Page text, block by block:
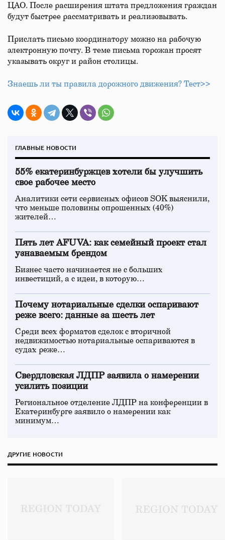
ЦАО. После расширения штата предложения граждан
будут быстрее рассматривать и реализовывать.
Прислать письмо координатору можно на рабочую
электронную почту. В теме письма горожан просят
указывать округ и район столицы.
Знаешь ли ты правила дорожного движения? Тест>>
ГЛАВНЫЕ НОВОСТИ
55% екатеринбуржцев хотели бы улучшить
свое рабочее место
Аналитики сети сервисных офисов SOK выяснили,
что меньше половины опрошенных (40%)
жителей…
Пять лет AFUVA: как семейный проект стал
узнаваемым брендом
Бизнес часто начинается не с больших
инвестиций, а с идеи, в которую…
Почему нотариальные сделки оспаривают
реже всего: данные за шесть лет
Среди всех форматов сделок с вторичной
недвижимостью нотариальные оспариваются в
судах реже…
Свердловская ЛДПР заявила о намерении
усилить позиции
Региональное отделение ЛДПР на конференции в
Екатеринбурге заявило о намерении как
минимум…
ДРУГИЕ НОВОСТИ